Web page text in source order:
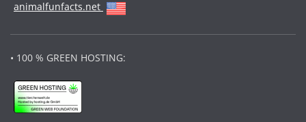
animalfunfacts.net
• 100 % GREEN HOSTING: